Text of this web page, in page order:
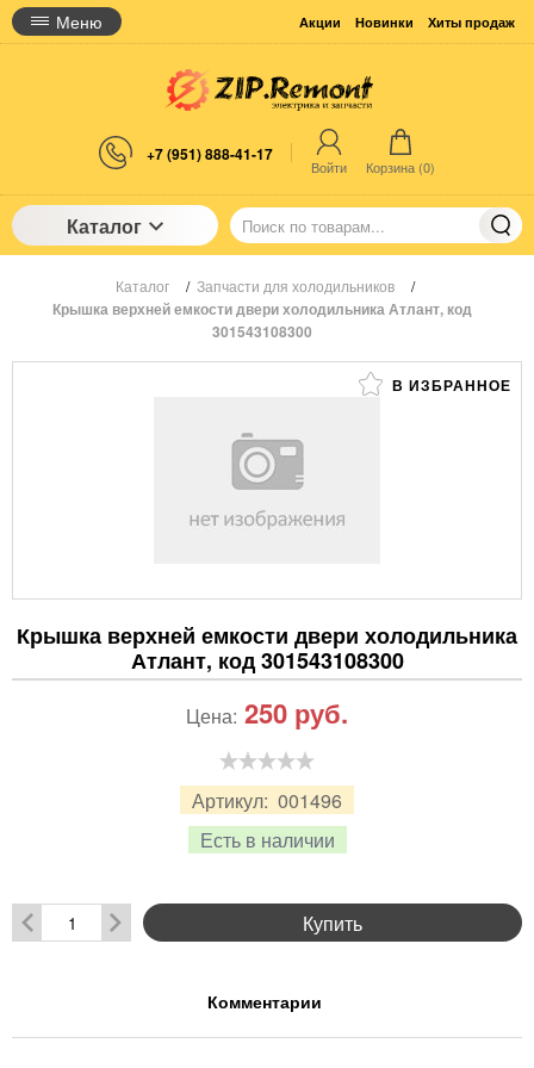
Меню Акции Новинки Хиты продаж
+7 (951) 888-41-17
Войти Корзина (0)
Каталог
Каталог / Запчасти для холодильников /
Крышка верхней емкости двери холодильника Атлант, код
301543108300
В ИЗБРАННОЕ
Крышка верхней емкости двери холодильника
Атлант, код 301543108300
Артикул: 001496
Есть в наличии
Цена: 250 руб.
Купить
Комментарии